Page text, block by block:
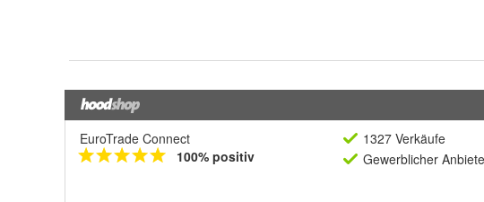
EuroTrade Connect
100% positiv
1327 Verkäufe
Gewerblicher